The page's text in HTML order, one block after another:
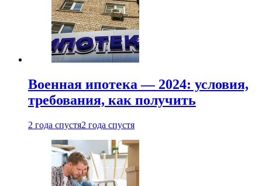
Военная ипотека — 2024: условия,
требования, как получить
2 года спустя2 года спустя